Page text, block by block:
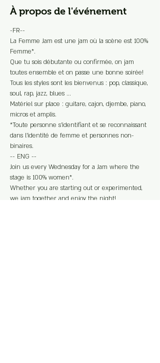
À propos de l'événement
-FR--
La Femme Jam est une jam où la scène est 100%
Femme*.
Que tu sois débutante ou confirmée, on jam
toutes ensemble et on passe une bonne soirée!
Tous les styles sont les bienvenus : pop, classique,
soul, rap, jazz, blues ...
Matériel sur place : guitare, cajon, djembe, piano,
micros et amplis.
*Toute personne s’identifiant et se reconnaissant
dans l’identité de femme et personnes non-
binaires.
-- ENG --
Join us every Wednesday for a Jam where the
stage is 100% women*.
Whether you are starting out or experimented,
we jam together and enjoy the night!